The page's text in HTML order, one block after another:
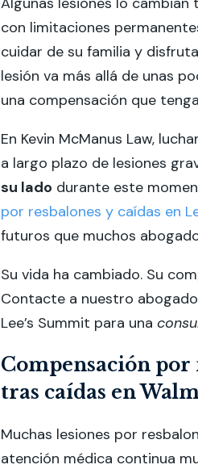
con limitaciones
cuidar de su familia y
lesión va más allá de unas
una compensación que
En Kevin McManus Law,
a largo plazo de lesiones
su lado durante este
por resbalones y caídas en
futuros que muchos
Su vida ha cambiado. Su
Contacte a nuestro
Lee’s Summit para una
Compensación por
tras caídas en
Muchas lesiones por
atención médica continua